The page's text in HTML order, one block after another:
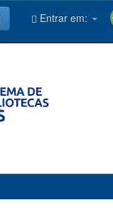
Entrar em: